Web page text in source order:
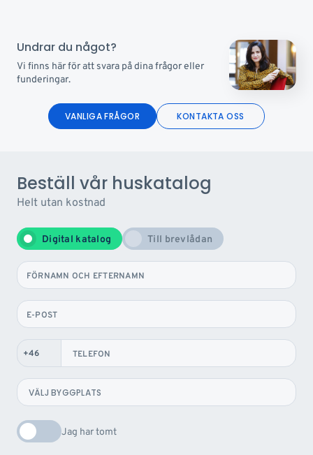
Undrar du något?
Vi finns här för att svara på dina frågor eller
funderingar.
VANLIGA FRÅGOR KONTAKTA OSS
Beställ vår huskatalog
Helt utan kostnad
Digital katalog Till brevlådan
FÖRNAMN OCH EFTERNAMN
E-POST
TELEFON
Jag har tomt